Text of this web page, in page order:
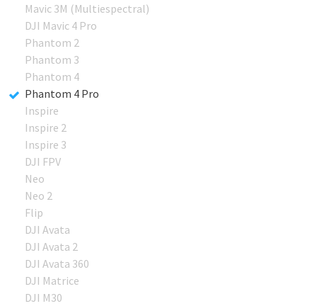
Mavic 3M (Multiespectral)
DJI Mavic 4 Pro
Phantom 2
Phantom 3
Phantom 4
Phantom 4 Pro
Inspire
Inspire 2
Inspire 3
DJI FPV
Neo
Neo 2
Flip
DJI Avata
DJI Avata 2
DJI Avata 360
DJI Matrice
DJI M30